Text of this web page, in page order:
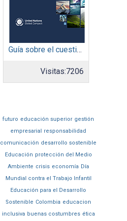
Guía sobre el cuestionario: Comunicación de Progreso
Visitas:7206
futuro educación superior gestión
empresarial responsabilidad
comunicación desarrollo sostenible
Educación protección del Medio
Ambiente crisis economía Día
Mundial contra el Trabajo Infantil
Educación para el Desarrollo
Sostenible Colombia educacion
inclusiva buenas costumbres ética